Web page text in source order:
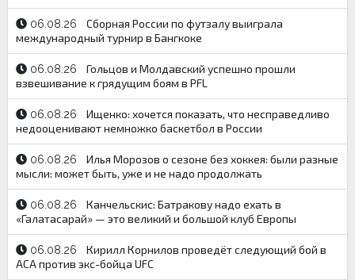
06.08.26
Сборная России по футзалу выиграла
международный турнир в Бангкоке
06.08.26
Гольцов и Молдавский успешно прошли
взвешивание к грядущим боям в PFL
06.08.26
Ищенко: хочется показать, что несправедливо
недооценивают немножко баскетбол в России
06.08.26
Илья Морозов о сезоне без хоккея: были разные
мысли: может быть, уже и не надо продолжать
06.08.26
Канчельскис: Батракову надо ехать в
«Галатасарай» — это великий и большой клуб Европы
06.08.26
Кирилл Корнилов проведёт следующий бой в
АСА против экс-бойца UFC